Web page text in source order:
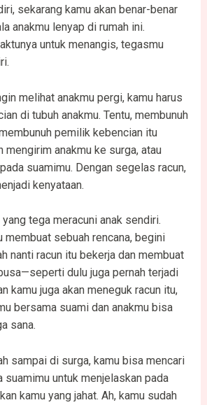
sekarang kamu akan benar-benar
anakmu lenyap di rumah ini.
untuk menangis, tegasmu
anakmu pergi, kamu harus
di tubuh anakmu. Tentu, membunuh
pemilik kebencian itu
mengirim anakmu ke surga, atau
suamimu. Dengan segelas racun,
kenyataan.
tega meracuni anak sendiri.
membuat sebuah rencana, begini
nanti racun itu bekerja dan membuat
dulu juga pernah terjadi
kamu juga akan meneguk racun itu,
bersama suami dan anakmu bisa
sana.
di surga, kamu bisa mencari
suamimu untuk menjelaskan pada
kamu yang jahat. Ah, kamu sudah